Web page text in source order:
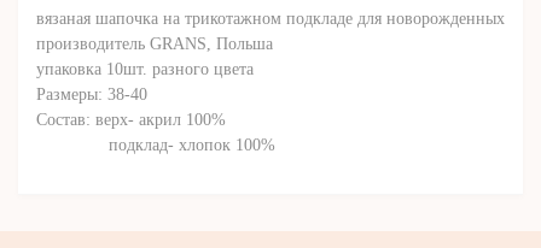
вязаная шапочка на трикотажном подкладе для новорожденных
производитель GRANS, Польша
упаковка 10шт. разного цвета
Размеры: 38-40
Состав: верх- акрил 100%
подклад- хлопок 100%